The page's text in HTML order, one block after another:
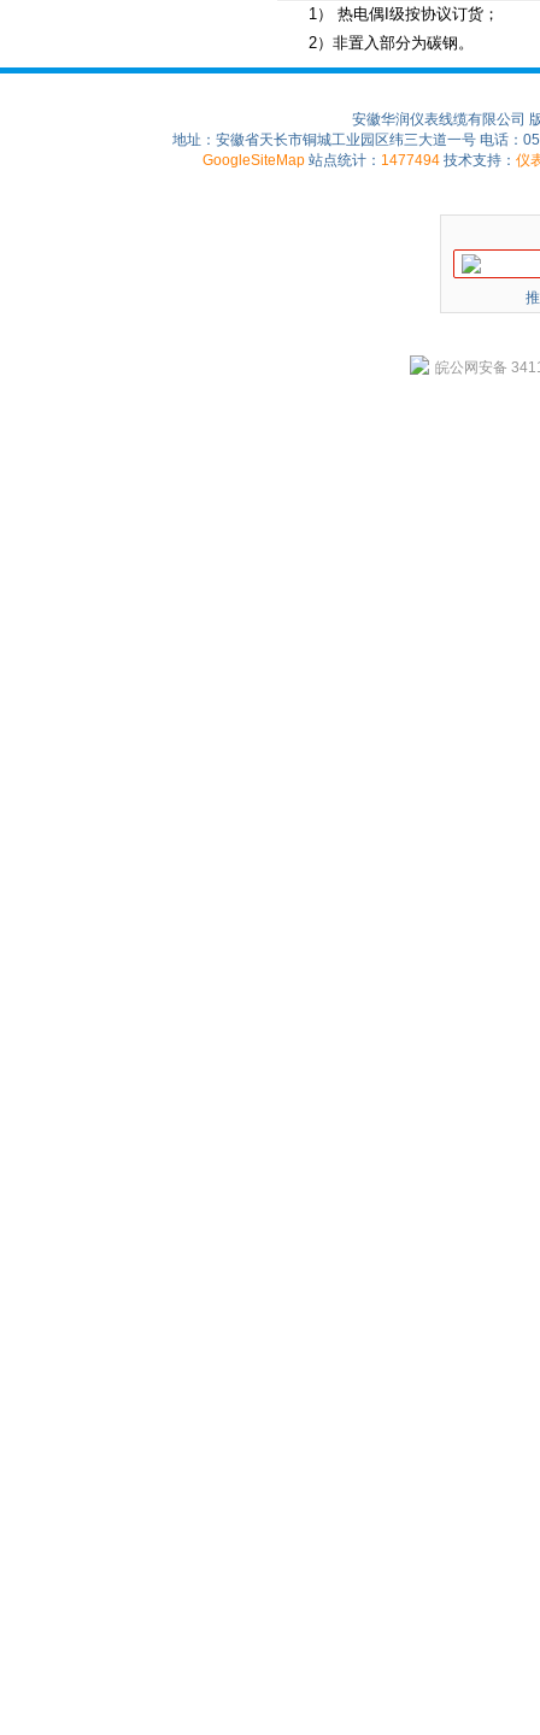
1） 热电偶I级按协议订货；
2）非置入部分为碳钢。
安徽华润仪表线缆有限公司
地址：安徽省天长市铜城工业园区纬三大道一号 电话：
GoogleSiteMap 站点统计： 1477494 技术支持： 仪
皖公网安备